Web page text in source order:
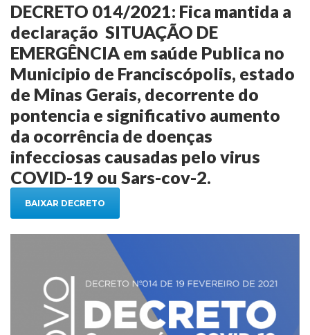
DECRETO 014/2021: Fica mantida a
declaração SITUAÇÃO DE
EMERGÊNCIA em saúde Publica no
Municipio de Franciscópolis, estado
de Minas Gerais, decorrente do
pontencia e significativo aumento
da ocorrência de doenças
infecciosas causadas pelo virus
COVID-19 ou Sars-cov-2.
BAIXAR DECRETO